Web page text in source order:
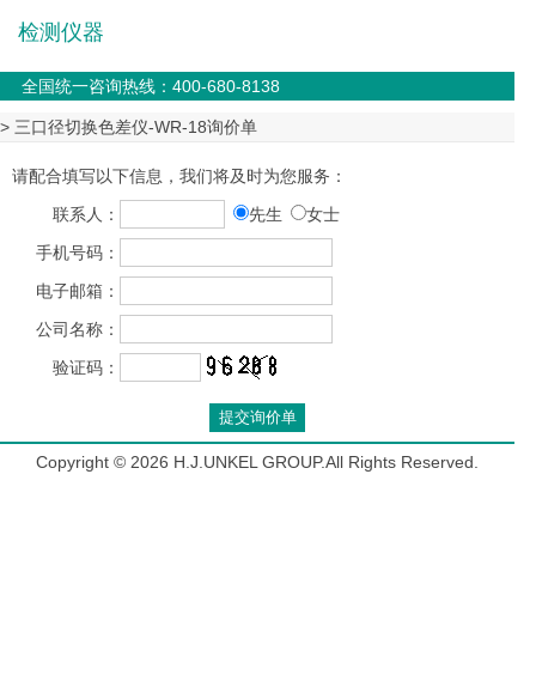
检测仪器
全国统一咨询热线：400-680-8138
> 三口径切换色差仪-WR-18询价单
请配合填写以下信息，我们将及时为您服务：
联系人：
先生
女士
手机号码：
电子邮箱：
公司名称：
验证码：
Copyright © 2026 H.J.UNKEL GROUP.All Rights Reserved.